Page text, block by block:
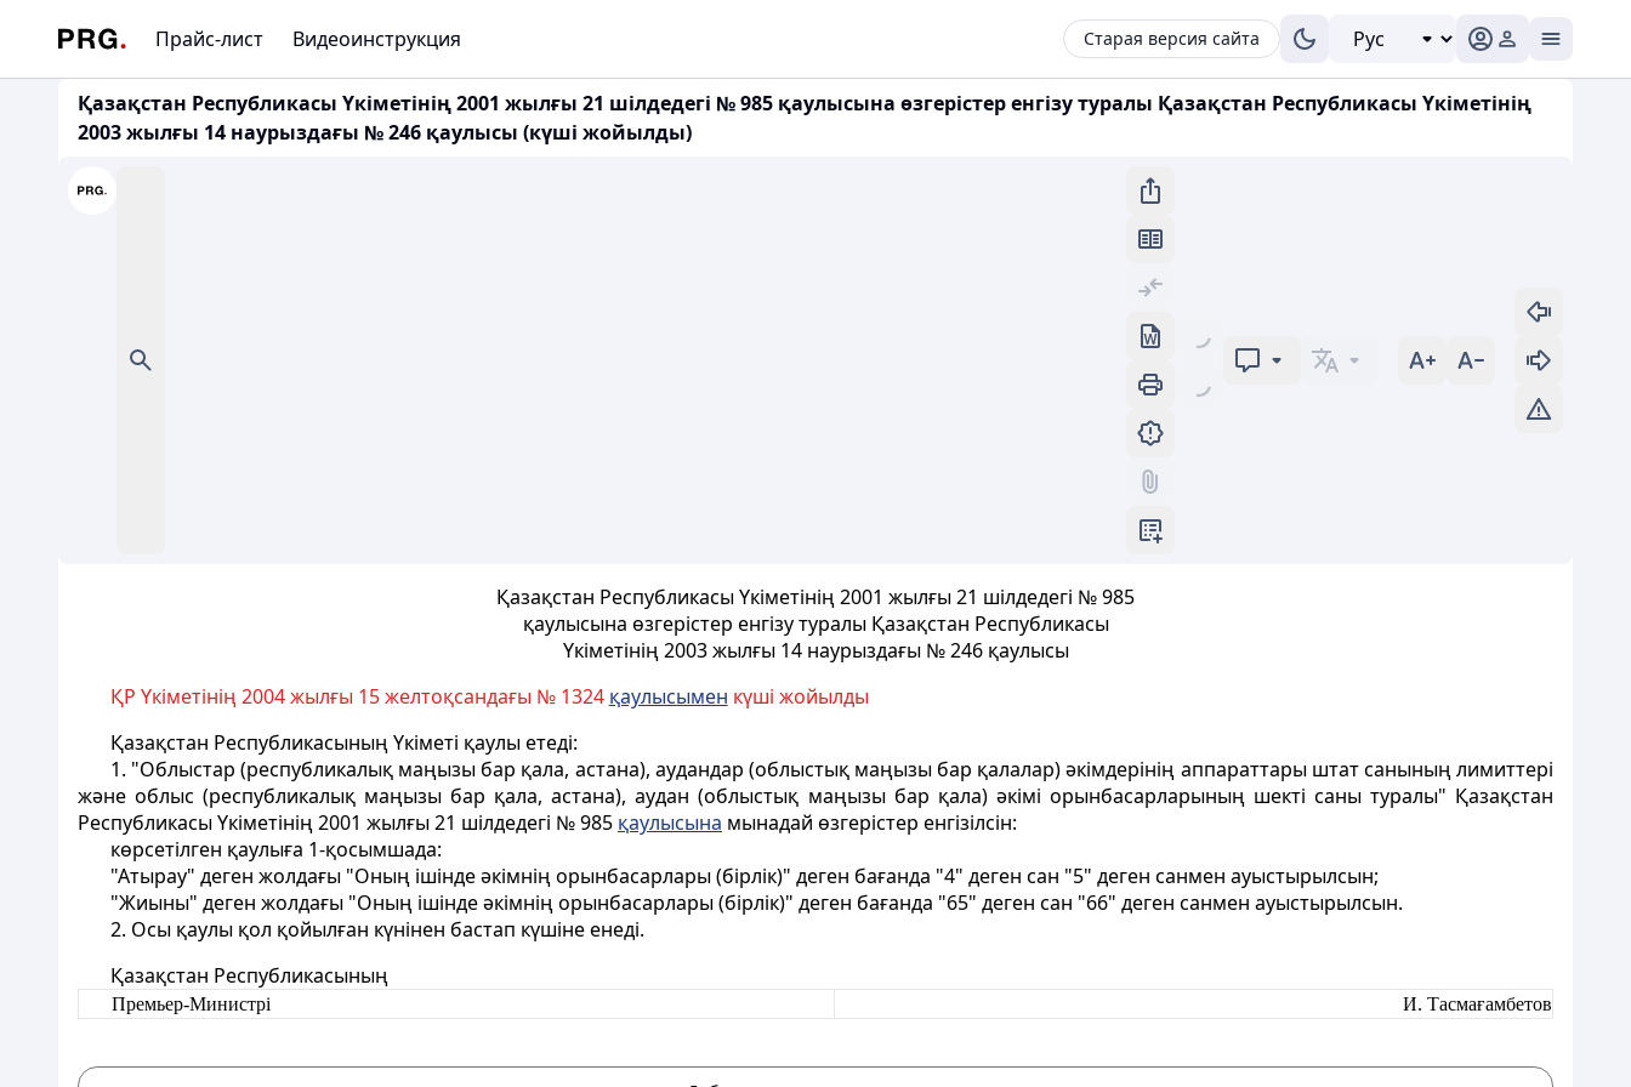
Прайс-лист Видеоинструкция Старая версия сайта
Қазақстан Республикасы Үкіметінің 2001 жылғы 21 шілдедегі № 985 қаулысына өзгерістер енгізу туралы Қазақстан Республикасы Үкіметінің
2003 жылғы 14 наурыздағы № 246 қаулысы (күші жойылды)
Қазақстан Республикасы Үкіметінің 2001 жылғы 21 шілдедегі № 985
қаулысына өзгерістер енгізу туралы Қазақстан Республикасы
Үкіметінің 2003 жылғы 14 наурыздағы № 246 қаулысы
ҚР Үкіметінің 2004 жылғы 15 желтоқсандағы № 1324 қаулысымен күші жойылды
Қазақстан Республикасының Үкіметі қаулы етеді:
1. "Облыстар (республикалық маңызы бар қала, астана), аудандар (облыстық маңызы бар қалалар) әкімдерінің аппараттары штат санының лимиттері
және облыс (республикалық маңызы бар қала, астана), аудан (облыстық маңызы бар қала) әкімі орынбасарларының шекті саны туралы" Қазақстан
Республикасы Үкіметінің 2001 жылғы 21 шілдедегі № 985 қаулысына мынадай өзгерістер енгізілсін:
көрсетілген қаулыға 1-қосымшада:
"Атырау" деген жолдағы "Оның ішінде әкімнің орынбасарлары (бірлік)" деген бағанда "4" деген сан "5" деген санмен ауыстырылсын;
"Жиыны" деген жолдағы "Оның ішінде әкімнің орынбасарлары (бірлік)" деген бағанда "65" деген сан "66" деген санмен ауыстырылсын.
2. Осы қаулы қол қойылған күнінен бастап күшіне енеді.
Қазақстан Республикасының
Премьер-Министрі И. Тасмағамбетов